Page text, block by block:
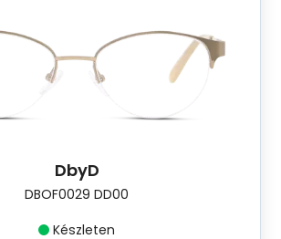
DbyD
DBOF0029 DD00
Készleten